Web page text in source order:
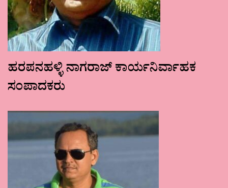
ಹರಪನಹಳ್ಳಿ ನಾಗರಾಜ್ ಕಾರ್ಯನಿರ್ವಾಹಕ
ಸಂಪಾದಕರು